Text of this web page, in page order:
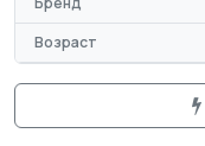
Возраст